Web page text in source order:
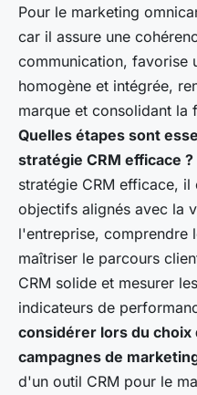
Pour le marketing
car il assure une
communication, favorise
homogène et intégrée,
marque et consolidant la
Quelles étapes sont
stratégie CRM efficace ?
stratégie CRM efficace,
objectifs alignés avec la
l'entreprise, comprendre
maîtriser le parcours
CRM solide et mesurer
indicateurs de
considérer lors du choix
campagnes de
d'un outil CRM pour le